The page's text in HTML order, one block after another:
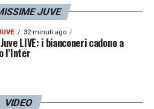
JUVE
32 minuti ago
LIVE: i bianconeri cadono a
l’Inter
VIDEO